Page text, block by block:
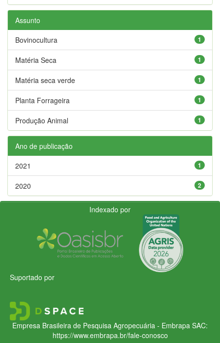
Assunto
1
Bovinocultura
1
Matéria Seca
1
Matéria seca verde
1
Planta Forrageira
1
Produção Animal
Ano de publicação
1
2021
2
2020
Indexado por
Suportado por
Empresa Brasileira de Pesquisa Agropecuária - Embrapa SAC:
https://www.embrapa.br/fale-conosco